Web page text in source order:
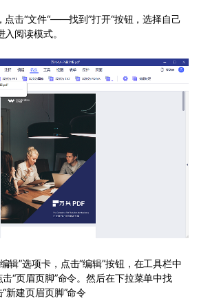
点击“文件“——找到”打开“按钮，选择自己
阅读模式。
辑”选项卡，点击“编辑”按钮，在工具栏中
“页眉页脚”命令。然后在下拉菜单中找
新建页眉页脚”命令